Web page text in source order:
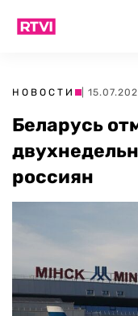
НОВОСТИ |
Беларусь
россиян